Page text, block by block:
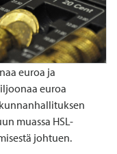
euroa ja
euroa
muassa HSL-
johtuen.